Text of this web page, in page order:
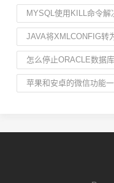
MYSQL使用KILL命令
JAVA将XMLCONFIG转
怎么停止ORACLE数据
苹果和安卓的微信功能